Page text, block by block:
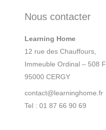
Nous contacter
Learning Home
12 rue des Chauffours,
Immeuble Ordinal – 508 F
95000 CERGY
contact@learninghome.fr
Tel : 01 87 66 90 69